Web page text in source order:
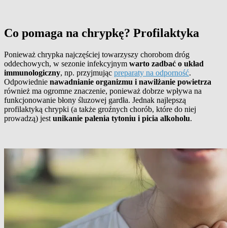
Co pomaga na chrypkę? Profilaktyka
Ponieważ chrypka najczęściej towarzyszy chorobom dróg
oddechowych, w sezonie infekcyjnym warto zadbać o układ
immunologiczny, np. przyjmując preparaty na odporność.
Odpowiednie nawadnianie organizmu i nawilżanie powietrza
również ma ogromne znaczenie, ponieważ dobrze wpływa na
funkcjonowanie błony śluzowej gardła. Jednak najlepszą
profilaktyką chrypki (a także groźnych chorób, które do niej
prowadzą) jest unikanie palenia tytoniu i picia alkoholu.